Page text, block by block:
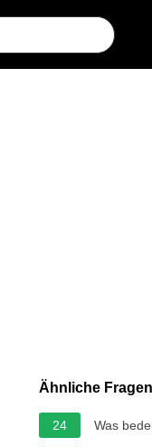
Ähnliche Fragen
24 Was